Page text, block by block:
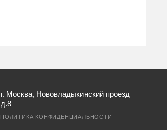
г. Москва, Нововладыкинский проезд
д.8
ПОЛИТИКА КОНФИДЕНЦИАЛЬНОСТИ